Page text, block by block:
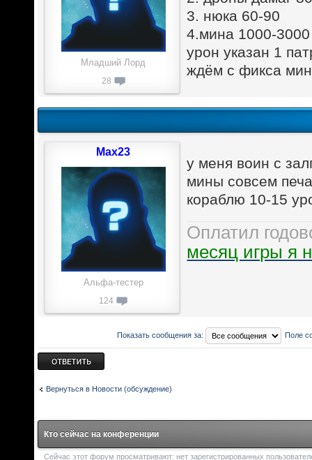
3. нюка 60-90
4.мина 1000-3000
урон указан 1
ждём с фикса
Младший Лорд
28
у меня воин с
мины совсем
кораблю 10-15
Оплатил
месяц игры я
Max23
Альфа-тестер
124
Показать сообщения за: Поле
Ответить
Вернуться в Новости (обсуждение)
Кто сейчас на конференции
Сейчас этот форум просматривают: нет зарегистрированных